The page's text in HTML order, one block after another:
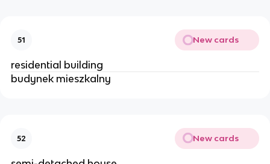
51 New cards
residential building
budynek mieszkalny
52 New cards